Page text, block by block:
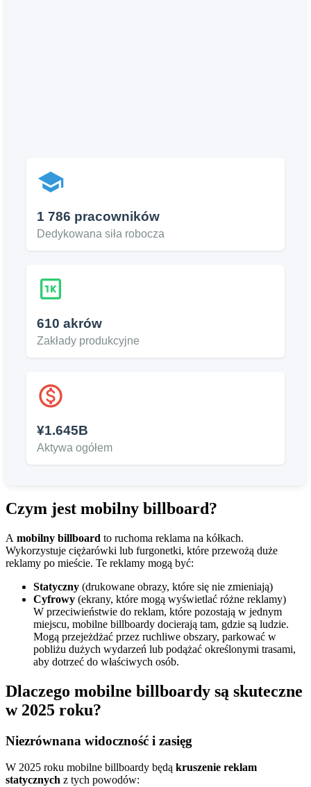
1 786 pracowników
Dedykowana siła robocza
610 akrów
Zakłady produkcyjne
¥1.645B
Aktywa ogółem
Czym jest mobilny billboard?
A mobilny billboard to ruchoma reklama na kółkach.
Wykorzystuje ciężarówki lub furgonetki, które przewożą duże
reklamy po mieście. Te reklamy mogą być:
Statyczny (drukowane obrazy, które się nie zmieniają)
Cyfrowy (ekrany, które mogą wyświetlać różne reklamy)
W przeciwieństwie do reklam, które pozostają w jednym
miejscu, mobilne billboardy docierają tam, gdzie są ludzie.
Mogą przejeżdżać przez ruchliwe obszary, parkować w
pobliżu dużych wydarzeń lub podążać określonymi trasami,
aby dotrzeć do właściwych osób.
Dlaczego mobilne billboardy są skuteczne
w 2025 roku?
Niezrównana widoczność i zasięg
W 2025 roku mobilne billboardy będą kruszenie reklam
statycznych z tych powodów: